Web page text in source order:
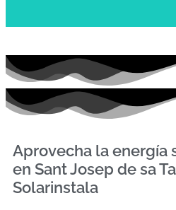
Aprovecha la energía
en Sant Josep de sa
Solarinstala